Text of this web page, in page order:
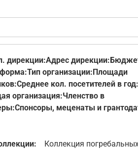
дирекции:Адрес дирекции:
Тип организации:Площади
Среднее кол. посетителей в год:
организация:Членство в
Спонсоры, меценаты и
Коллекция